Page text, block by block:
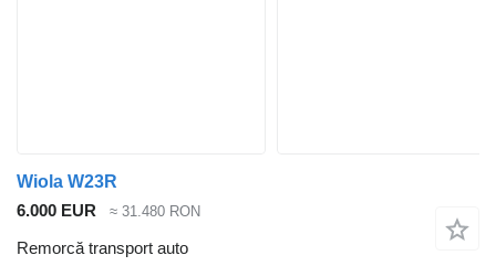
Wiola W23R
6.000 EUR
≈ 31.480 RON
Remorcă transport auto